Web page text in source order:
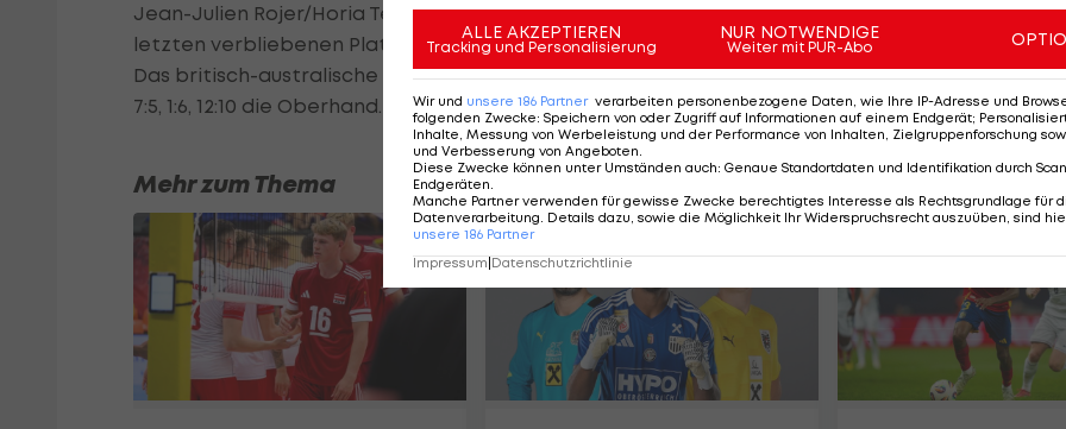
Jean-Julien Rojer/Horia Tecau (NED/ROU-2) durch. Damit bleiben Peya/Soares im Rennen um
letzten verbliebenen Platz im Race to London. Im Finale warten Jamie Murray und John Peers.
Das britisch-australische Doppel behält gegen Dominic Inglot/Robert Lindstedt (GBR/SWE) mit
7:5, 1:6, 12:10 die Oberhand.
Mehr zum Thema
ALLE AKZEPTIEREN
Tracking und Personalisierung
NUR NOTWENDIGE
Weiter mit PUR-Abo
Wir und unsere 186 Partner verarbeiten personenbezogene Daten, wie Ihre IP-Adresse und
folgenden Zwecke: Speichern von oder Zugriff auf Informationen auf einem Endgerät;
Inhalte, Messung von Werbeleistung und der Performance von Inhalten, Zielgruppenforschung
und Verbesserung von Angeboten
Diese Zwecke können unter Umständen auch: Genaue Standortdaten und Identifikation durch
Endgeräten
Manche Partner verwenden für gewisse Zwecke berechtigtes Interesse als Rechtsgrundlage für
Datenverarbeitung. Details dazu, sowie die Möglichkeit Ihr Widerspruchsrecht auszuüben, sind
unsere 186 Partner
Impressum|Datenschutzrichtlinie